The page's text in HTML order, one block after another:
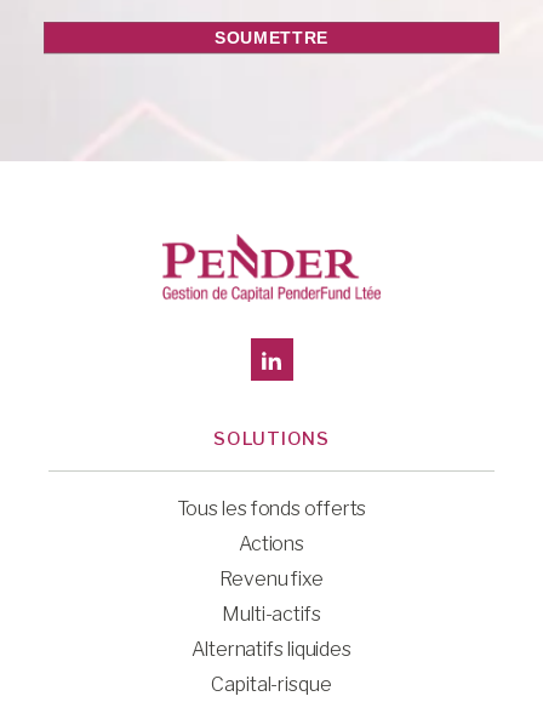
SOLUTIONS
Tous les fonds offerts
Actions
Revenu fixe
Multi-actifs
Alternatifs liquides
Capital-risque